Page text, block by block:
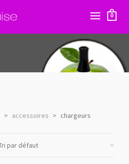
0
> accessoires > chargeurs